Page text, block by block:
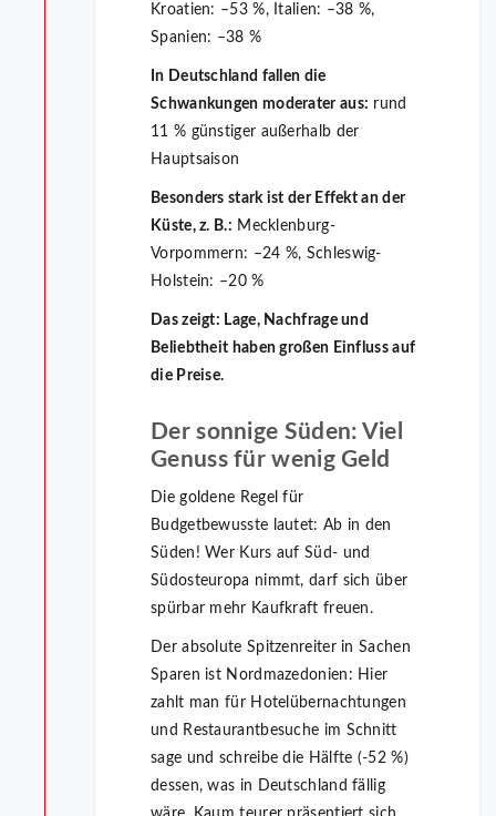
Kroatien: –53 %, Italien: –38 %,
Spanien: –38 %
In Deutschland fallen die
Schwankungen moderater aus: rund
11 % günstiger außerhalb der
Hauptsaison
Besonders stark ist der Effekt an der
Küste, z. B.: Mecklenburg-
Vorpommern: –24 %, Schleswig-
Holstein: –20 %
Das zeigt: Lage, Nachfrage und
Beliebtheit haben großen Einfluss auf
die Preise.
Der sonnige Süden: Viel
Genuss für wenig Geld
Die goldene Regel für
Budgetbewusste lautet: Ab in den
Süden! Wer Kurs auf Süd- und
Südosteuropa nimmt, darf sich über
spürbar mehr Kaufkraft freuen.
Der absolute Spitzenreiter in Sachen
Sparen ist Nordmazedonien: Hier
zahlt man für Hotelübernachtungen
und Restaurantbesuche im Schnitt
sage und schreibe die Hälfte (-52 %)
dessen, was in Deutschland fällig